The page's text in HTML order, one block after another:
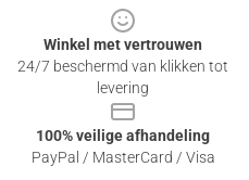
Winkel met vertrouwen
24/7 beschermd van klikken tot
levering
100% veilige afhandeling
PayPal / MasterCard / Visa